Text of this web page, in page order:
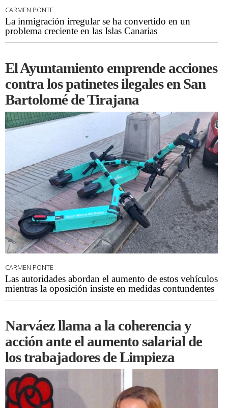
CARMEN PONTE
La inmigración irregular se ha convertido en un
problema creciente en las Islas Canarias
El Ayuntamiento emprende acciones
contra los patinetes ilegales en San
Bartolomé de Tirajana
CARMEN PONTE
Las autoridades abordan el aumento de estos vehículos
mientras la oposición insiste en medidas contundentes
Narváez llama a la coherencia y
acción ante el aumento salarial de
los trabajadores de Limpieza